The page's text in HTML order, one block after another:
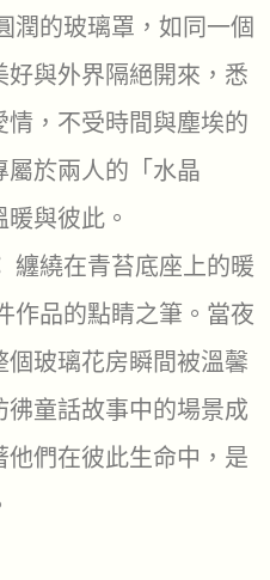
潤的玻璃罩，如同一個
與外界隔絕開來，悉
，不受時間與塵埃的
於兩人的「水晶
與彼此。
纏繞在青苔底座上的暖
作品的點睛之筆。當夜
玻璃花房瞬間被溫馨
童話故事中的場景成
們在彼此生命中，是